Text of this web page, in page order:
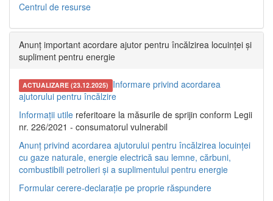
Centrul de resurse
Anunț important acordare ajutor pentru încălzirea locuinței și
supliment pentru energie
ACTUALIZARE (23.12.2025) Informare privind acordarea
ajutorului pentru încălzire
Informații utile referitoare la măsurile de sprijin conform Legii
nr. 226/2021 - consumatorul vulnerabil
Anunț privind acordarea ajutorului pentru încălzirea locuinței
cu gaze naturale, energie electrică sau lemne, cărbuni,
combustibili petrolieri și a suplimentului pentru energie
Formular cerere-declarație pe proprie răspundere